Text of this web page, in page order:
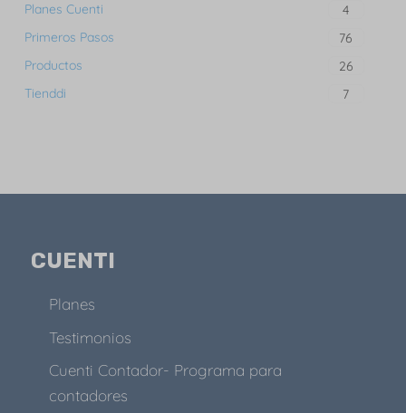
Planes Cuenti
4
Primeros Pasos
76
Productos
26
Tienddi
7
CUENTI
Planes
Testimonios
Cuenti Contador- Programa para
contadores